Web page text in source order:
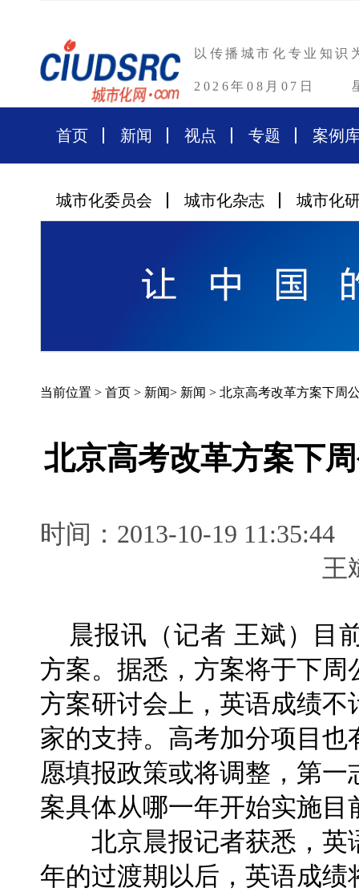
以传播城市化专业知识
2026年08月07日
首页 新闻 视点 专题 案例
城市化委员会 城市化杂志 城市化
当前位置 > 首页 > 新闻> 新闻 > 北京高考改革方案下周
北京高考改革方案下
时间：2013-10-19
晨报讯（记者 王斌）目
方案。据悉，方案将于下
方案研讨会上，英语成绩
家的支持。高考加分项目
愿填报政策或将调整，第
案具体从哪一年开始实施目
北京晨报记者获悉，英
年的过渡期以后，英语成